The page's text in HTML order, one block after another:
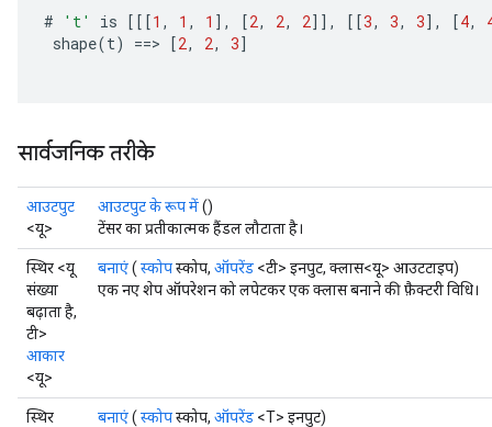
# 't' is [[[1 , 1 , 1 ] , [2, 2, 2]] , [[3, 3, 3] , [4,
shape(t) ==> [2, 2, 3]
सार्वजनिक तरीके
आउटपुट
<यू>
आउटपुट के रूप में()
टेंसर का प्रतीकात्मक हैंडल लौटाता है।
स्थिर <यू
संख्या
बढ़ाता है,
टी>
आकार
<यू>
बनाएं( स्कोपस्कोप, ऑपरेंड <टी> इनपुट, क्लास<यू> आउटटाइप)
एक नए शेप ऑपरेशन को लपेटकर एक क्लास बनाने की फ़ैक्टरी विधि।
स्थिर
बनाएं( स्कोपस्कोप, ऑपरेंड <T> इनपुट)